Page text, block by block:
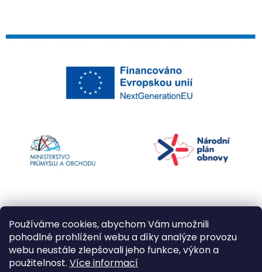
Používáme cookies, abychom Vám umožnili
pohodlné prohlížení webu a díky analýze provozu
webu neustále zlepšovali jeho funkce, výkon a
použitelnost. Více informací